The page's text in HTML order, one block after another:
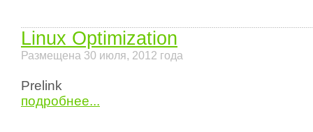
Linux Optimization
Размещена 30 июля, 2012 года
Prelink
подробнее...